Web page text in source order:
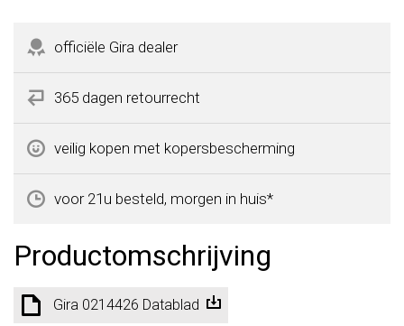
officiële Gira dealer
365 dagen retourrecht
veilig kopen met kopersbescherming
voor 21u besteld, morgen in huis*
Productomschrijving
Gira 0214426 Datablad